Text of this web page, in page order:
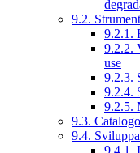
9.2.
9.2.1.
9.2.2.
use
9.2.3.
9.2.4.
9.2.5.
9.3.
9.4.
9.4.1.